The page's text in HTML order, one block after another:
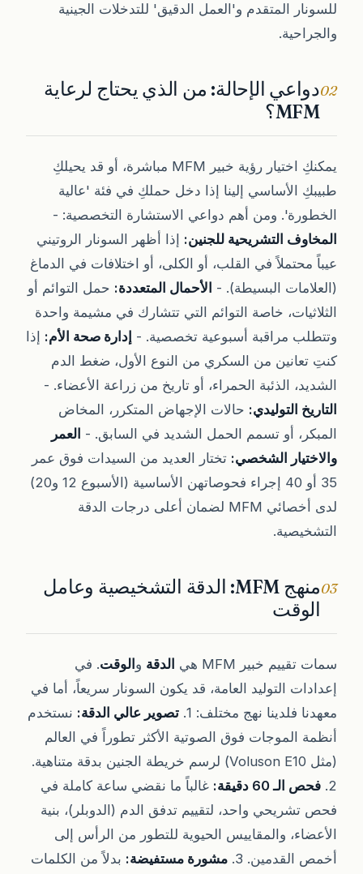
للسونار المتقدم و'العمل الدقيق' للتدخلات الجينية
والجراحية.
02دواعي الإحالة: من الذي يحتاج لرعاية
MFM؟
يمكنكِ اختيار رؤية خبير MFM مباشرة، أو قد يحيلكِ
طبيبكِ الأساسي إلينا إذا دخل حملكِ في فئة 'عالية
الخطورة'. ومن أهم دواعي الاستشارة التخصصية: -
المخاوف التشريحية للجنين: إذا أظهر السونار الروتيني
عيباً محتملاً في القلب، أو الكلى، أو اختلافات في الدماغ
(العلامات البسيطة). - الأحمال المتعددة: حمل التوائم أو
الثلاثيات، خاصة التوائم التي تتشارك في مشيمة واحدة
وتتطلب مراقبة أسبوعية تخصصية. - إدارة صحة الأم: إذا
كنتِ تعانين من السكري من النوع الأول، ضغط الدم
الشديد، الذئبة الحمراء، أو تاريخ من زراعة الأعضاء. -
التاريخ التوليدي: حالات الإجهاض المتكرر، المخاض
المبكر، أو تسمم الحمل الشديد في السابق. - العمر
والاختيار الشخصي: تختار العديد من السيدات فوق عمر
35 أو 40 إجراء فحوصاتهن الأساسية (الأسبوع 12 و20)
لدى أخصائي MFM لضمان أعلى درجات الدقة
التشخيصية.
03
منهج MFM: الدقة التشخيصية وعامل
الوقت
سمات تقييم خبير MFM هي الدقة والوقت. في
إعدادات التوليد العامة، قد يكون السونار سريعاً، أما في
معهدنا فلدينا نهج مختلف: 1.
تصوير عالي الدقة: نستخدم
أنظمة الموجات فوق الصوتية الأكثر تطوراً في العالم
(مثل Voluson E10) لرسم خريطة الجنين بدقة متناهية.
2. فحص الـ 60 دقيقة:
غالباً ما نقضي ساعة كاملة في
فحص تشريحي واحد، لتقييم تدفق الدم (الدوبلر)، بنية
الأعضاء، والمقاييس الحيوية للتطور من الرأس إلى
أخمص القدمين. 3.
مشورة مستفيضة: بدلاً من الكلمات